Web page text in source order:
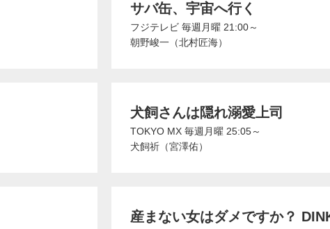
サバ缶、宇宙へ行く
フジテレビ 毎週月曜 21:00～
朝野峻一（北村匠海）
犬飼さんは隠れ溺愛上司
TOKYO MX 毎週月曜 25:05～
犬飼祈（宮澤佑）
産まない女はダメですか？